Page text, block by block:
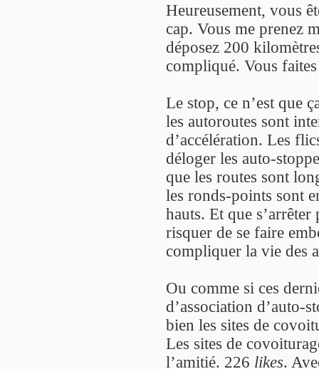
Heureusement, vous
cap. Vous me prenez
déposez 200
compliqué. Vous
Le stop, ce n’est que
les autoroutes sont
d’accélération. Les
déloger les auto-
que les routes sont
les ronds-points sont
hauts. Et que
risquer de se faire
compliquer la vie des
Ou comme si ces
d’association d’auto-
bien les sites de
Les sites de
l’amitié. 226 likes.